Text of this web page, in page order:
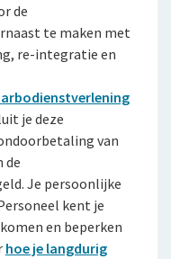
de
te maken met
re-integratie en
je deze
van
de
Je persoonlijke
kent je
en beperken
hoe je langdurig